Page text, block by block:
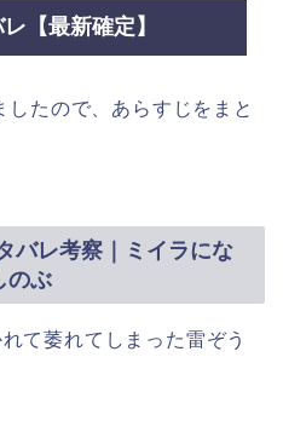
【最新確定】
たので、あらすじをまと
バレ考察｜ミイラにな
のぶ
て萎れてしまった雷ぞう